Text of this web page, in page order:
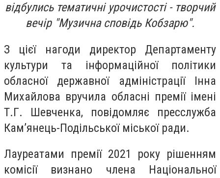
відбулись тематичні урочистості - творчий
вечір "Музична сповідь Кобзарю".
З цієї нагоди директор Департаменту
культури та інформаційної політики
обласної державної адміністрації Інна
Михайлова вручила обласні премії імені
Т.Г. Шевченка, повідомляє пресслужба
Кам’янець-Подільської міської ради.
Лауреатами премії 2021 року рішенням
комісії визнано члена Національної